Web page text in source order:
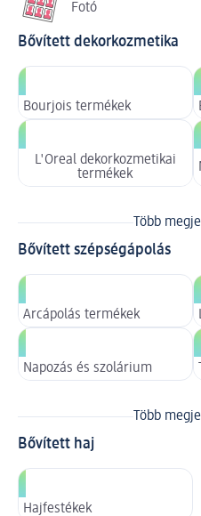
Fotó
Bővített dekorkozmetika
Bourjois termékek
L'Oreal dekorkozmetikai
termékek
Több
Bővített szépségápolás
Arcápolás termékek
Napozás és szolárium
Több
Bővített haj
Hajfestékek